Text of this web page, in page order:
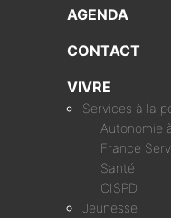
AGENDA
CONTACT
VIVRE
Services à la
Autonomie
France
Santé
CISPD
Jeunesse